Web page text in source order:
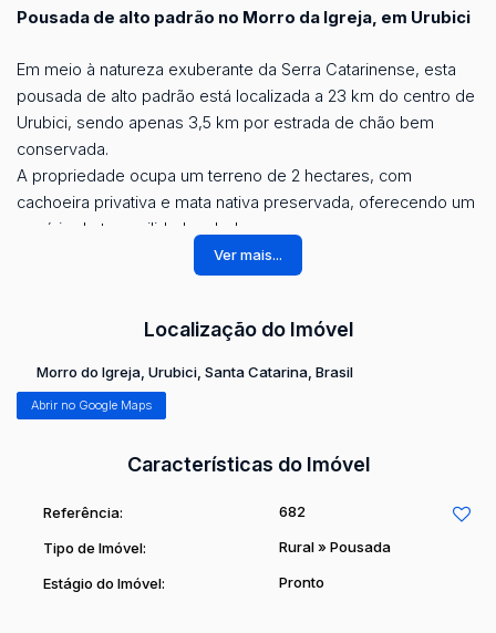
Pousada de alto padrão no Morro da Igreja, em Urubici
Em meio à natureza exuberante da Serra Catarinense, esta
pousada de alto padrão está localizada a 23 km do centro de
Urubici, sendo apenas 3,5 km por estrada de chão bem
conservada.
A propriedade ocupa um terreno de 2 hectares, com
cachoeira privativa e mata nativa preservada, oferecendo um
cenário de tranquilidade e beleza rara.
Conta com três cabanas totalmente mobiliadas, cada uma
com 65 m², aquecimento a gás, banheira de hidromassagem,
em lã de vidro, garantindo conforto térmico durante todo o
As cabanas possuem varandas voltadas para o vale, de onde
é possível contemplar uma vista deslumbrante e ouvir o som
ampliando o potencial de hospedagem e investimento.
Valor sujeito a alteração.
Ver mais...
Localização do Imóvel
Morro do Igreja Urubici Santa Catarina Brasil
Abrir no Google Maps
Características do Imóvel
Referência: 682
Tipo de Imóvel: Rural» Pousada
Estágio do Imóvel: Pronto